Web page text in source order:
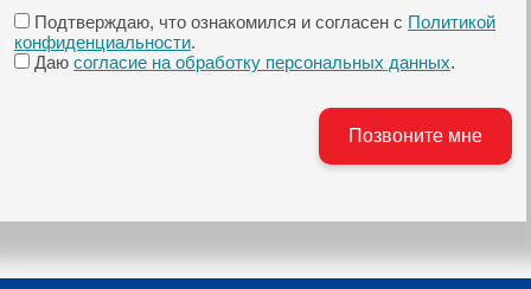
Подтверждаю, что ознакомился и согласен с Политикой
конфиденциальности.
Даю согласие на обработку персональных данных.